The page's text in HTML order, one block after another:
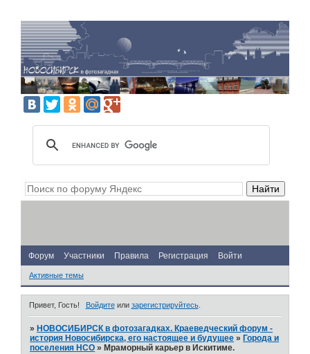
Форум Участники Правила Регистрация Войти
Активные темы
Привет, Гость! Войдитеили зарегистрируйтесь.
» НОВОСИБИРСК в фотозагадках. Краеведческий форум -
история Новосибирска, его настоящее и будущее » Города и
поселения НСО » Мраморный карьер в Искитиме.